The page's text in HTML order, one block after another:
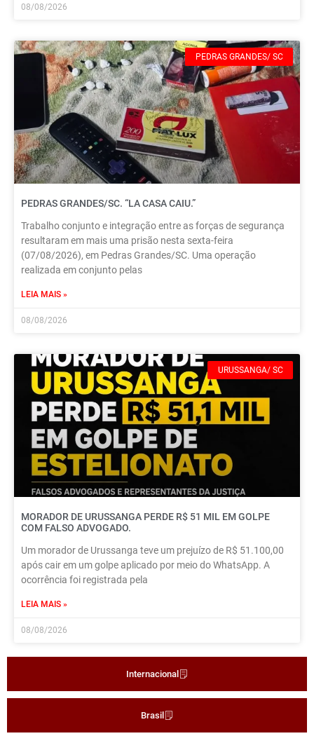
Internacional
Brasil
08/08/2026
PEDRAS GRANDES/ SC
PEDRAS GRANDES/SC. “LA CASA CAIU.”
Trabalho conjunto e integração entre as forças de segurança
resultaram em mais uma prisão nesta sexta-feira
(07/08/2026), em Pedras Grandes/SC. Uma operação
realizada em conjunto pelas
LEIA MAIS »
08/08/2026
URUSSANGA/ SC
MORADOR DE URUSSANGA PERDE R$ 51 MIL EM GOLPE
COM FALSO ADVOGADO.
Um morador de Urussanga teve um prejuízo de R$ 51.100,00
após cair em um golpe aplicado por meio do WhatsApp. A
ocorrência foi registrada pela
LEIA MAIS »
08/08/2026